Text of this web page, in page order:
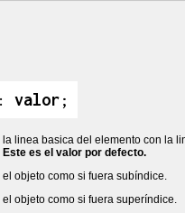
valor;
la linea basica del elemento con la
Este es el valor por defecto.
objeto como si fuera subíndice.
objeto como si fuera superíndice.